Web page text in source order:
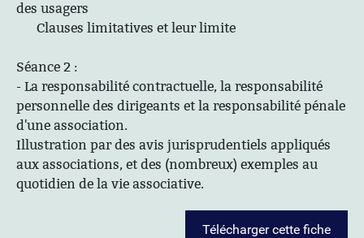
des usagers
Clauses limitatives et leur limite
Séance 2 :
- La responsabilité contractuelle, la responsabilité
personnelle des dirigeants et la responsabilité pénale
d'une association.
Illustration par des avis jurisprudentiels appliqués
aux associations, et des (nombreux) exemples au
quotidien de la vie associative.
Télécharger cette fiche